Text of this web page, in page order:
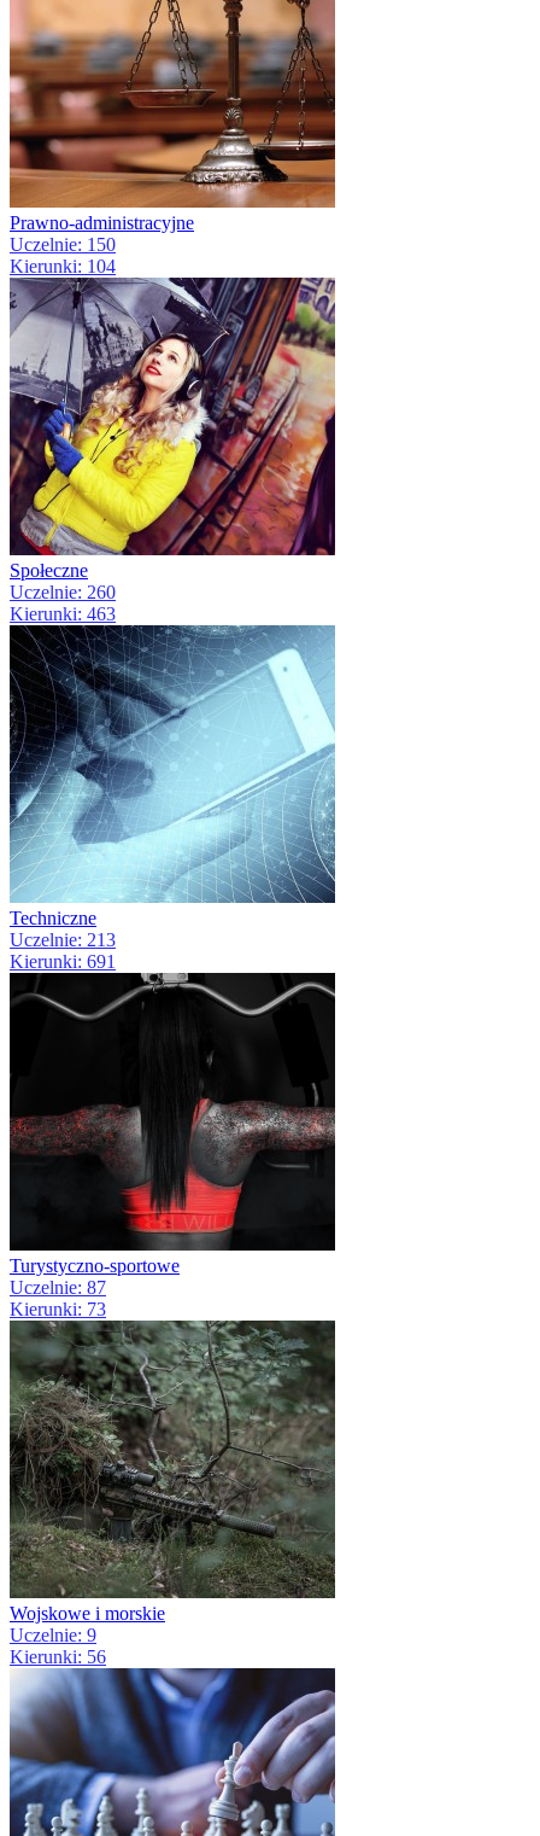
Prawno-administracyjne
Uczelnie: 150
Kierunki: 104
Społeczne
Uczelnie: 260
Kierunki: 463
Techniczne
Uczelnie: 213
Kierunki: 691
Turystyczno-sportowe
Uczelnie: 87
Kierunki: 73
Wojskowe i morskie
Uczelnie: 9
Kierunki: 56